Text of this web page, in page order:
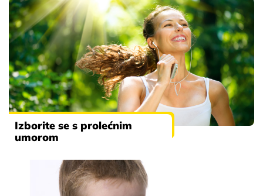
Izborite se s prolećnim
umorom